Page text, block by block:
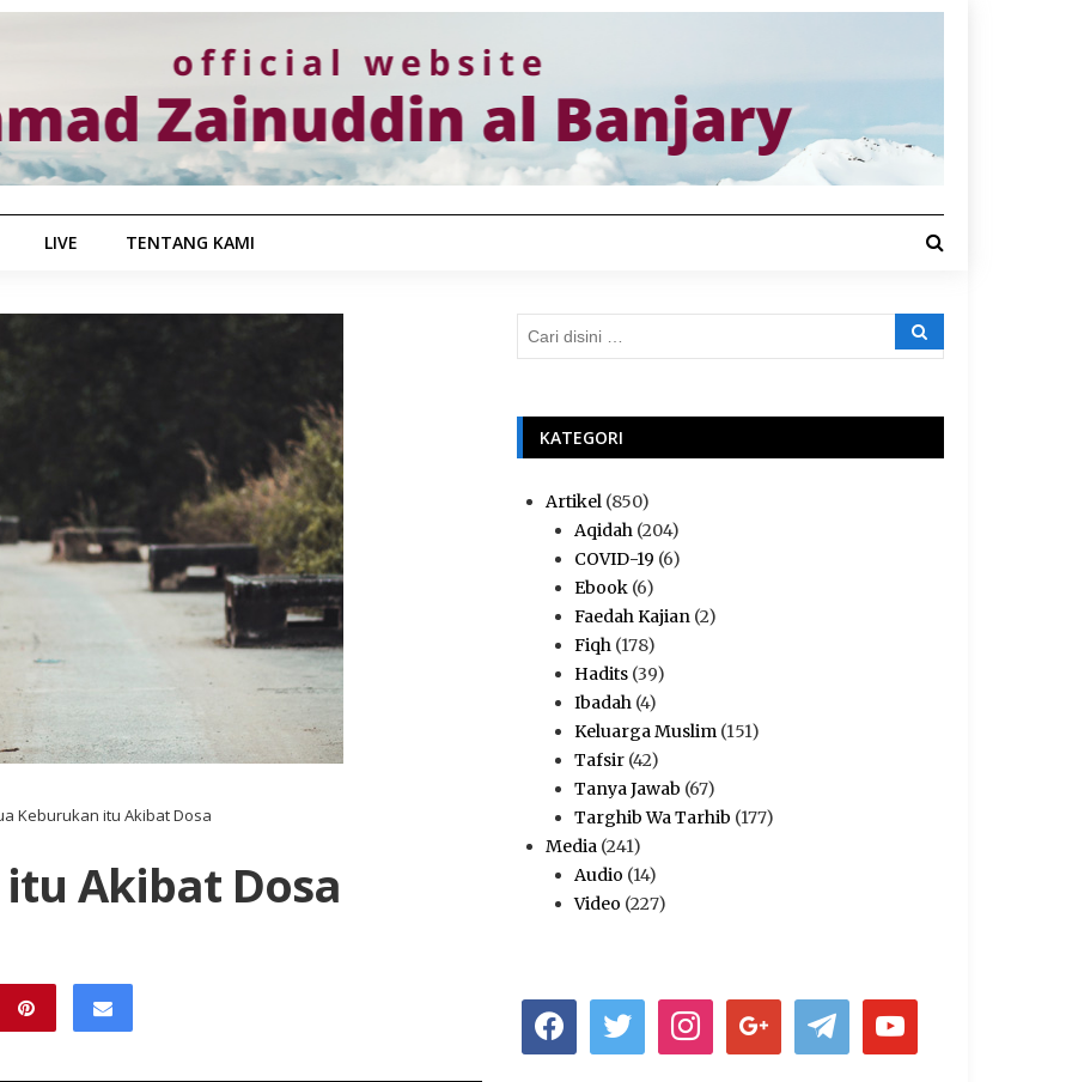
LIVE TENTANG KAMI
Keburukan itu Akibat Dosa
Akibat Dosa
KATEGORI
Artikel(850)
Aqidah(204)
COVID-19 (6)
Ebook(6)
Faedah Kajian(2)
Fiqh(178)
Hadits(39)
Ibadah(4)
Keluarga Muslim(151)
Tafsir(42)
Tanya Jawab (67)
Targhib Wa Tarhib (177)
Media(241)
Audio (14)
Video (227)
facebook twitter instagramgoogle telegram youtube